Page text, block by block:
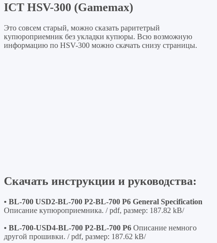
ICT HSV-300 (Gamemax)
Это совсем старый, можно сказать раритетрый
купюроприемник без укладки купюры. Всю возможную
информацию по HSV-300 можно скачать снизу страницы.
Скачать инструкции и руководства:
• BL-700 USD2-BL-700 P2-BL-700 P6 General Specification
Описание купюроприемника. / pdf, размер: 187.82 kB/
• BL-700-USD4-BL-700 P2-BL-700 P6 Описание немного
другой прошивки. / pdf, размер: 187.62 kB/